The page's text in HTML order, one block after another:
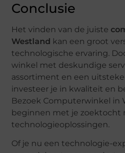
Conclusie
Het vinden van de juiste
Westland kan een groot
technologische ervaring.
winkel met deskundige
assortiment en een
investeer je in kwaliteit en
Bezoek Computerwinkel in
beginnen met je zoektocht
technologieoplossingen.
Of je nu een technologie-